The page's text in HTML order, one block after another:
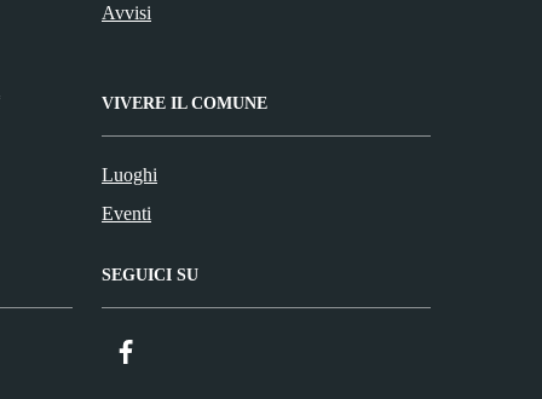
Avvisi
VIVERE IL COMUNE
Luoghi
Eventi
SEGUICI SU